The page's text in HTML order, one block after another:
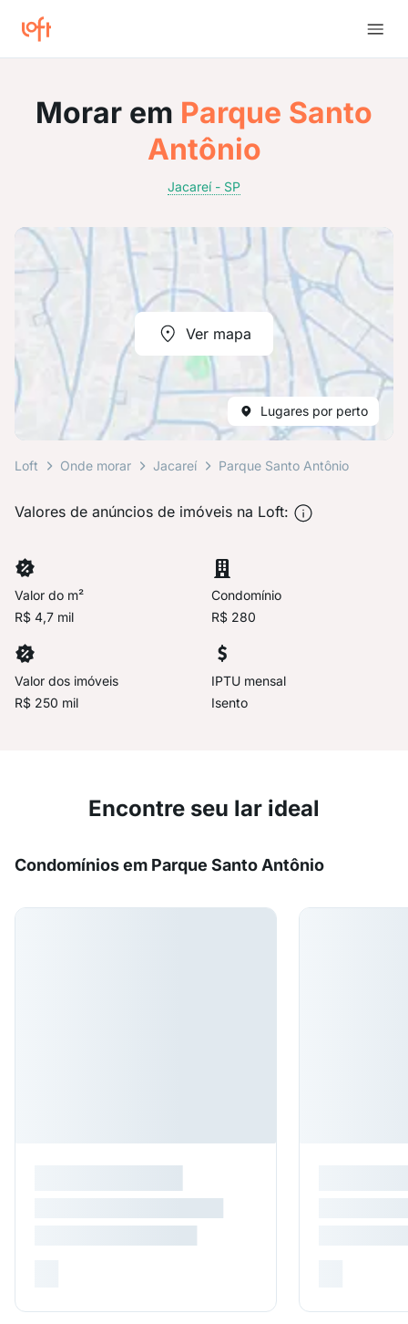
Morar em Parque Santo
Antônio
Jacareí - SP
Ver mapa
Lugares por perto
Loft Onde morar Jacareí Parque Santo Antônio
Valores de anúncios de imóveis na Loft:
Valor do m²
R$ 4,7 mil
Condomínio
R$ 280
Valor dos imóveis
R$ 250 mil
IPTU mensal
Isento
Encontre seu lar ideal
Condomínios em Parque Santo Antônio